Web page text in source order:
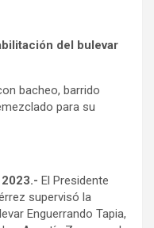
del bulevar
bacheo, barrido
para su
El Presidente
supervisó la
Enguerrando Tapia,